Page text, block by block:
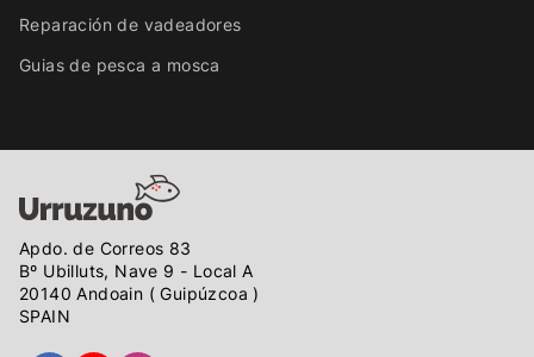
Reparación de vadeadores
Guias de pesca a mosca
Apdo. de Correos 83
Bº Ubilluts, Nave 9 - Local A
20140 Andoain ( Guipúzcoa )
SPAIN